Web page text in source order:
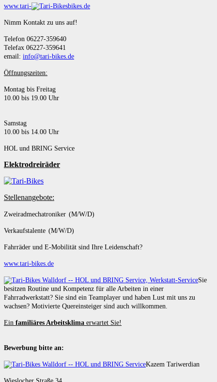
www.tari- bikes.de
Nimm Kontakt zu uns auf!
Telefon 06227-359640
Telefax 06227-359641
email: info@tari-bikes.de
Öffnungszeiten:
Montag bis Freitag
10.00 bis 19.00 Uhr
Samstag
10.00 bis 14.00 Uhr
HOL und BRING Service
Elektrodreiräder
Stellenangebote:
Zweiradmechatroniker (M/W/D)
Verkaufstalente (M/W/D)
Fahrräder und E-Mobilität sind Ihre Leidenschaft?
www.tari-bikes.de
Sie
besitzen Routine und Kompetenz für alle Arbeiten in einer
Fahrradwerkstatt? Sie sind ein Teamplayer und haben Lust mit uns zu
wachsen? Motivierte Quereinsteiger sind auch willkommen.
Ein familiäres Arbeitsklima erwartet Sie!
Bewerbung bitte an:
Kazem Tariwerdian